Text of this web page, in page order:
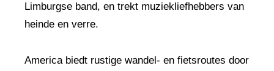
Limburgse band, en trekt muziekliefhebbers van
heinde en verre.
America biedt rustige wandel- en fietsroutes door